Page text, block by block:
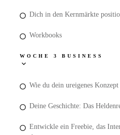
Dich in den Kernmärkte
Workbooks
WOCHE 3 BUSINESS
Wie du dein ureigenes
Deine Geschichte: Das
Entwickle ein Freebie, das